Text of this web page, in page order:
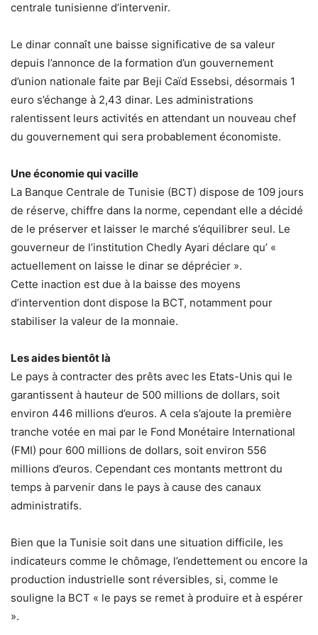
centrale tunisienne d’intervenir.
Le dinar connaît une baisse significative de sa valeur
depuis l’annonce de la formation d’un gouvernement
d’union nationale faite par Beji Caïd Essebsi, désormais 1
euro s’échange à 2,43 dinar. Les administrations
ralentissent leurs activités en attendant un nouveau chef
du gouvernement qui sera probablement économiste.
Une économie qui vacille
La Banque Centrale de Tunisie (BCT) dispose de 109 jours
de réserve, chiffre dans la norme, cependant elle a décidé
de le préserver et laisser le marché s’équilibrer seul. Le
gouverneur de l’institution Chedly Ayari déclare qu’ «
actuellement on laisse le dinar se déprécier ».
Cette inaction est due à la baisse des moyens
d’intervention dont dispose la BCT, notamment pour
stabiliser la valeur de la monnaie.
Les aides bientôt là
Le pays à contracter des prêts avec les Etats-Unis qui le
garantissent à hauteur de 500 millions de dollars, soit
environ 446 millions d’euros. A cela s’ajoute la première
tranche votée en mai par le Fond Monétaire International
(FMI) pour 600 millions de dollars, soit environ 556
millions d’euros. Cependant ces montants mettront du
temps à parvenir dans le pays à cause des canaux
administratifs.
Bien que la Tunisie soit dans une situation difficile, les
indicateurs comme le chômage, l’endettement ou encore la
production industrielle sont réversibles, si, comme le
souligne la BCT « le pays se remet à produire et à espérer
».